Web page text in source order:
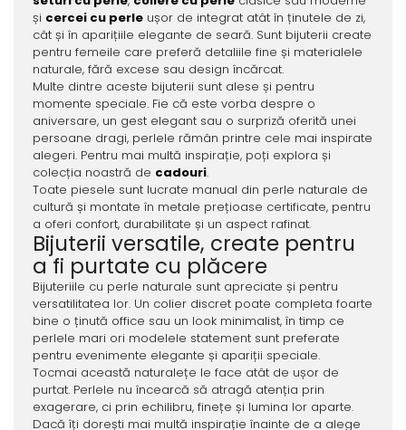
și cercei cu perleușor de integrat atât în ținutele de zi,
cât și în aparițiile elegante de seară. Sunt bijuterii create
pentru femeile care preferă detaliile fine și materialele
naturale, fără excese sau design încărcat.
Multe dintre aceste bijuterii sunt alese și pentru
momente speciale. Fie că este vorba despre o
aniversare, un gest elegant sau o surpriză oferită unei
persoane dragi, perlele rămân printre cele mai inspirate
alegeri. Pentru mai multă inspirație, poți explora și
colecția noastră de cadouri.
Toate piesele sunt lucrate manual din perle naturale de
cultură și montate în metale prețioase certificate, pentru
a oferi confort, durabilitate și un aspect rafinat.
Bijuterii versatile, create pentru
a fi purtate cu plăcere
Bijuteriile cu perle naturale sunt apreciate și pentru
versatilitatea lor. Un colier discret poate completa foarte
bine o ținută office sau un look minimalist, în timp ce
perlele mari ori modelele statement sunt preferate
pentru evenimente elegante și apariții speciale.
Tocmai această naturalețe le face atât de ușor de
purtat. Perlele nu încearcă să atragă atenția prin
exagerare, ci prin echilibru, finețe și lumina lor aparte.
Dacă îți dorești mai multă inspirație înainte de a alege